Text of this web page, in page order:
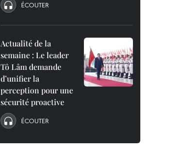
ÉCOUTER
Actualité de la
semaine : Le leader
Tô Lâm demande
d’unifier la
perception pour une
sécurité proactive
ÉCOUTER